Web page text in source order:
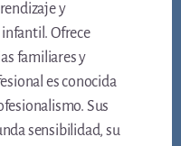
y
Ofrece
familiares y
es conocida
Sus
sensibilidad, su